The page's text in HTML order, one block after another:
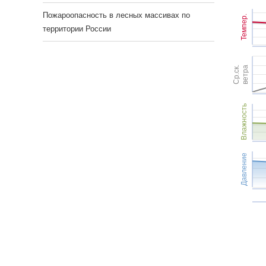
Темпер.
Ср.ск.ветра
Влажность
Давление
Пожароопасность в лесных массивах по
территории России